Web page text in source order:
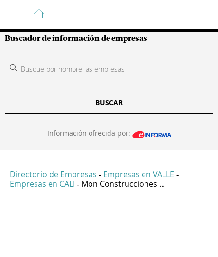
Guía de Empresas Colombianas
Buscador de información de empresas
BUSCAR
Información ofrecida por:
Directorio de Empresas - Empresas en VALLE -
Empresas en CALI - Mon Construcciones ...